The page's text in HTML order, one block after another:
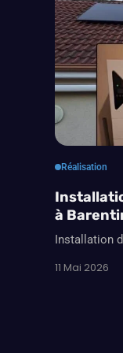
Réalisation
à
Installation
11 Mai 2026